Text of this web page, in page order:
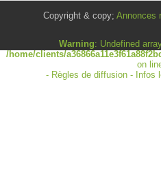
Copyright & copy;Annonces
Warning: Undefined
/home/clients/
on
- Règles de diffusion- Infos